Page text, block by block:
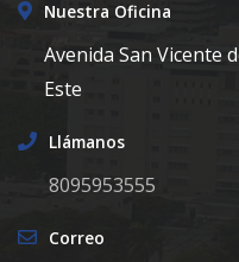
Nuestra Oficina
Avenida San Vicente
Este
Llámanos
8095953555
Correo